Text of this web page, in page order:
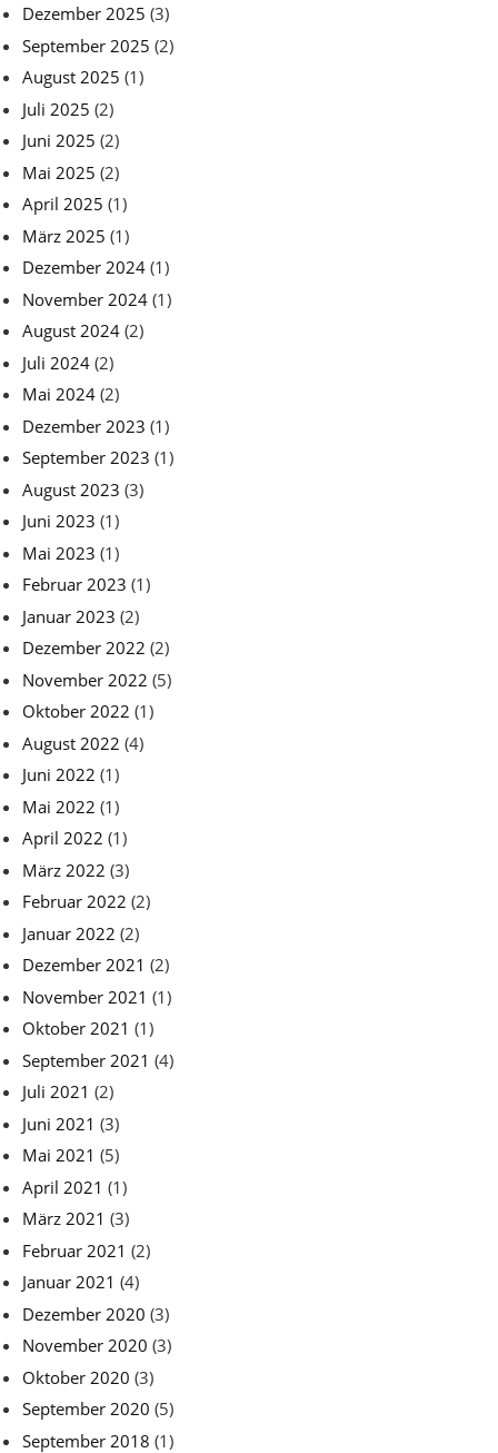
Dezember 2025 (3)
September 2025 (2)
August 2025 (1)
Juli 2025 (2)
Juni 2025 (2)
Mai 2025 (2)
April 2025 (1)
März 2025 (1)
Dezember 2024 (1)
November 2024 (1)
August 2024 (2)
Juli 2024 (2)
Mai 2024 (2)
Dezember 2023 (1)
September 2023 (1)
August 2023 (3)
Juni 2023 (1)
Mai 2023 (1)
Februar 2023 (1)
Januar 2023 (2)
Dezember 2022 (2)
November 2022 (5)
Oktober 2022 (1)
August 2022 (4)
Juni 2022 (1)
Mai 2022 (1)
April 2022 (1)
März 2022 (3)
Februar 2022 (2)
Januar 2022 (2)
Dezember 2021 (2)
November 2021 (1)
Oktober 2021 (1)
September 2021 (4)
Juli 2021 (2)
Juni 2021 (3)
Mai 2021 (5)
April 2021 (1)
März 2021 (3)
Februar 2021 (2)
Januar 2021 (4)
Dezember 2020 (3)
November 2020 (3)
Oktober 2020 (3)
September 2020 (5)
September 2018 (1)